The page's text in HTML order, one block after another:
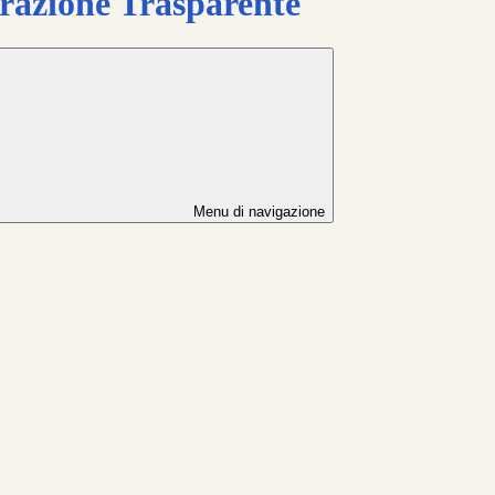
Menu di navigazione